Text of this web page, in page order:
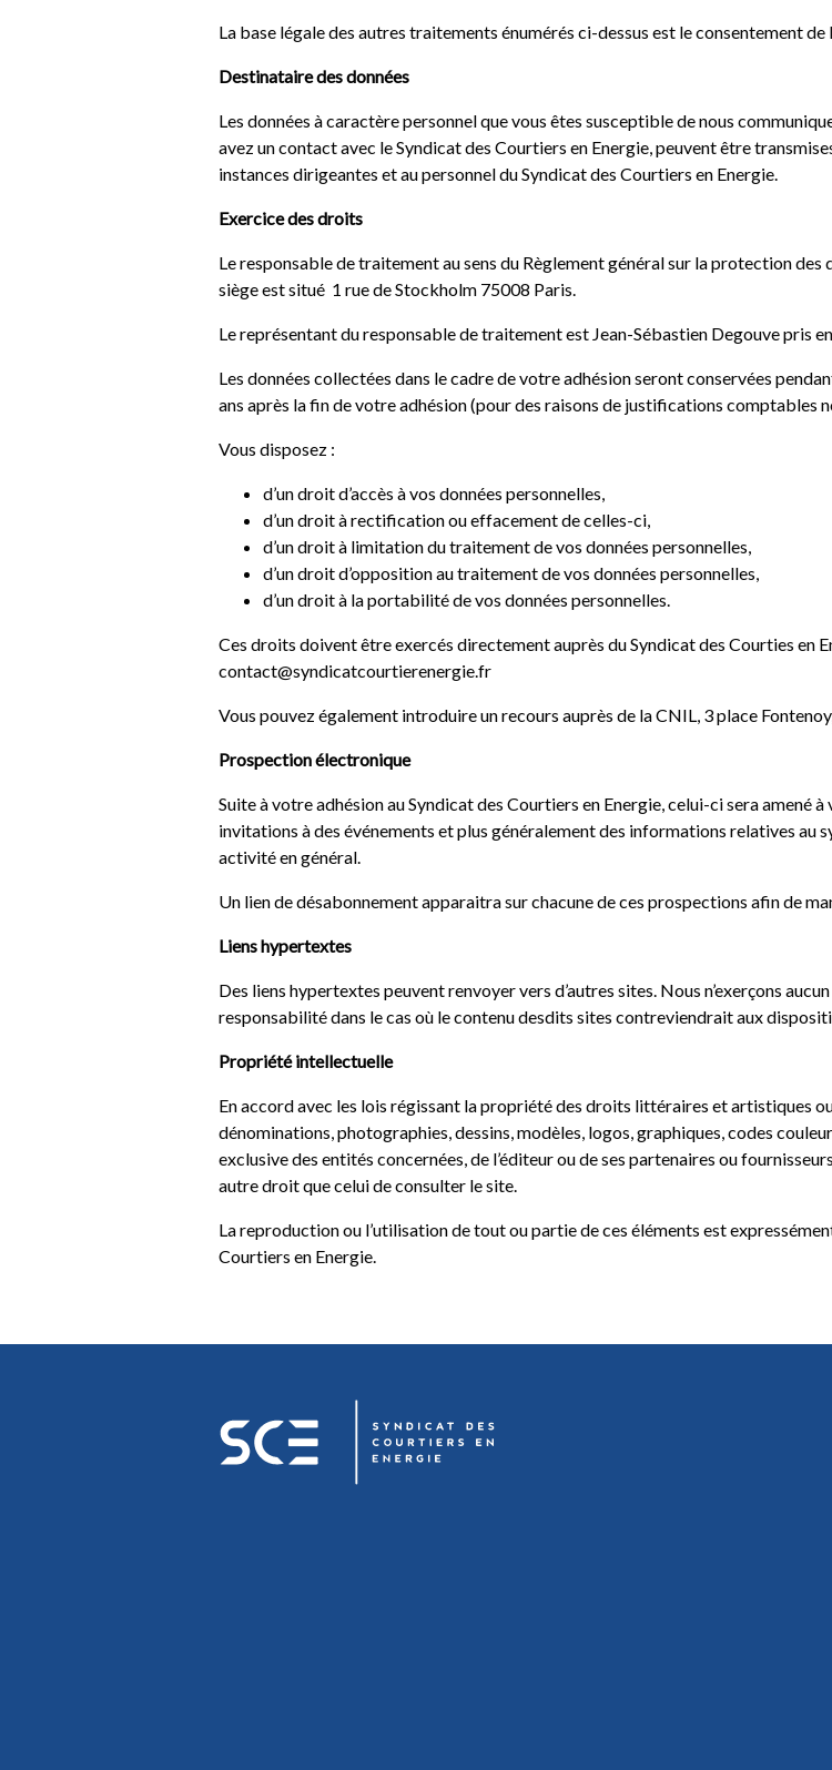
La base légale des autres traitements énumérés ci-dessus est le consentement de
Destinataire des données
Les données à caractère personnel que vous êtes susceptible de nous
avez un contact avec le Syndicat des Courtiers en Energie, peuvent être
instances dirigeantes et au personnel du Syndicat des Courtiers en Energie.
Exercice des droits
Le responsable de traitement au sens du Règlement général sur la protection
siège est situé 1 rue de Stockholm 75008 Paris.
Le représentant du responsable de traitement est Jean-Sébastien Degouve pris
Les données collectées dans le cadre de votre adhésion seront conservées
ans après la fin de votre adhésion (pour des raisons de justifications comptables
Vous disposez :
d’un droit d’accès à vos données personnelles,
d’un droit à rectification ou effacement de celles-ci,
d’un droit à limitation du traitement de vos données personnelles,
d’un droit d’opposition au traitement de vos données personnelles,
d’un droit à la portabilité de vos données personnelles.
Ces droits doivent être exercés directement auprès du Syndicat des Courties en
contact@syndicatcourtierenergie.fr
Vous pouvez également introduire un recours auprès de la CNIL, 3 place
Prospection électronique
Suite à votre adhésion au Syndicat des Courtiers en Energie, celui-ci sera amené
invitations à des événements et plus généralement des informations relatives au
activité en général.
Un lien de désabonnement apparaitra sur chacune de ces prospections afin de
Liens hypertextes
Des liens hypertextes peuvent renvoyer vers d’autres sites. Nous n’exerçons
responsabilité dans le cas où le contenu desdits sites contreviendrait aux
Propriété intellectuelle
En accord avec les lois régissant la propriété des droits littéraires et artistiques
dénominations, photographies, dessins, modèles, logos, graphiques, codes
exclusive des entités concernées, de l’éditeur ou de ses partenaires ou
autre droit que celui de consulter le site.
La reproduction ou l’utilisation de tout ou partie de ces éléments est
Courtiers en Energie.